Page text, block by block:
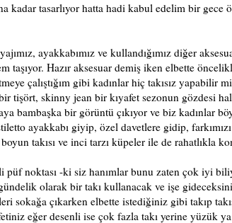
kadar tasarlıyor hatta hadi kabul edelim bir gece
ayakkabımız ve kullandığımız diğer
taşıyor. Hazır aksesuar demiş iken elbette
çalıştığım gibi kadınlar hiç takısız yapabilir
tişört, skinny jean bir kıyafet sezonun gözdesi
bambaşka bir görüntü çıkıyor ve biz kadınlar
ayakkabı giyip, özel davetlere gidip,
takısı ve inci tarzı küpeler ile de rahatlıkla
püf noktası -ki siz hanımlar bunu zaten çok iyi
olarak bir takı kullanacak ve işe
sokağa çıkarken elbette istediğiniz gibi takıp
eğer desenli ise çok fazla takı yerine yüzük